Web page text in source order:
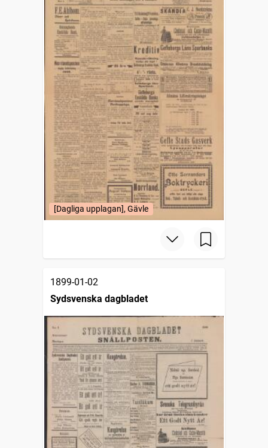
[Dagliga upplagan], Gävle
1899-01-02
Sydsvenska dagbladet